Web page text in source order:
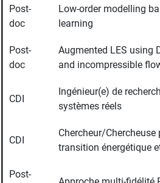
Post-
doc
Low-order modelling
learning
Post-
doc
Augmented LES using
and incompressible
CDI
Ingénieur(e) de
systèmes réels
CDI
Chercheur/
transition énergétique
Post-